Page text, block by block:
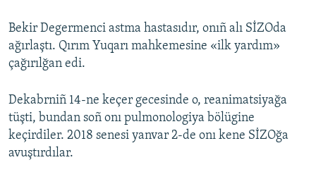
Bekir Degermenci astma hastasıdır, onıñ alı SİZOda
ağırlaştı. Qırım Yuqarı mahkemesine «​ilk yardım»
çağırılğan edi.
Dekabrniñ 14-ne keçer gecesinde o, reanimatsiyağa
tüşti, bundan soñ onı pulmonologiya bölügine
keçirdiler. 2018 senesi yanvar 2-de onı kene SİZOğa
avuştırdılar.